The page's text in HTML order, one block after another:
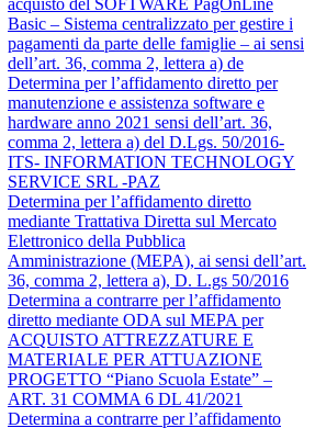
acquisto del SOFTWARE PagOnLine
Basic – Sistema centralizzato per gestire i
pagamenti da parte delle famiglie – ai sensi
dell’art. 36, comma 2, lettera a) de
Determina per l’affidamento diretto per
manutenzione e assistenza software e
hardware anno 2021 sensi dell’art. 36,
comma 2, lettera a) del D.Lgs. 50/2016-
ITS- INFORMATION TECHNOLOGY
SERVICE SRL -PAZ
Determina per l’affidamento diretto
mediante Trattativa Diretta sul Mercato
Elettronico della Pubblica
Amministrazione (MEPA), ai sensi dell’art.
36, comma 2, lettera a), D. L.gs 50/2016
Determina a contrarre per l’affidamento
diretto mediante ODA sul MEPA per
ACQUISTO ATTREZZATURE E
MATERIALE PER ATTUAZIONE
PROGETTO “Piano Scuola Estate” –
ART. 31 COMMA 6 DL 41/2021
Determina a contrarre per l’affidamento